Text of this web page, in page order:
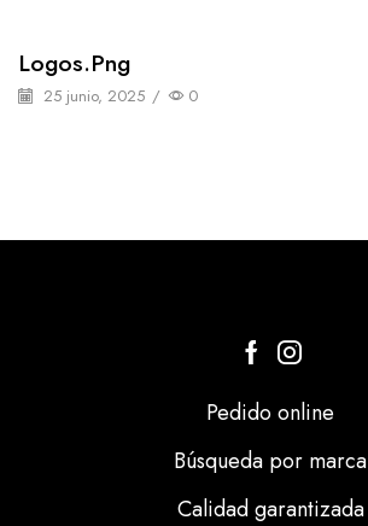
Logos.png
25 junio, 2025 / 0
Pedido online
Búsqueda por marca
Calidad garantizada